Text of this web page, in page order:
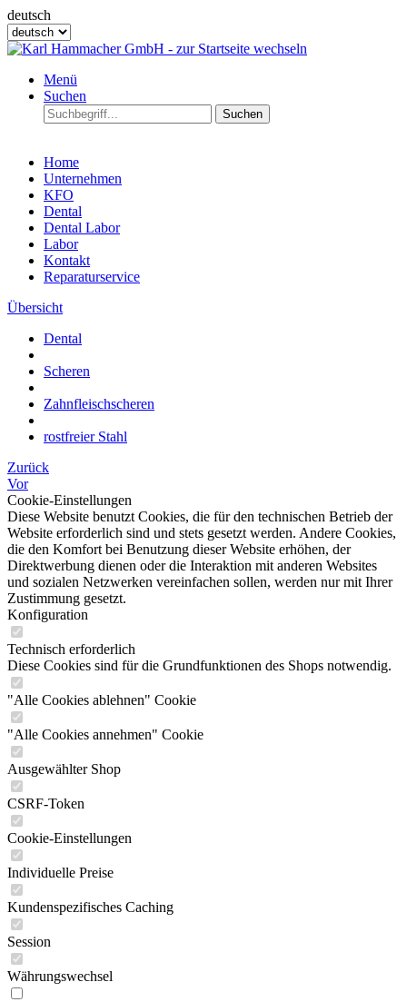
deutsch
Menü
Suchen
Suchen
Home
Unternehmen
KFO
Dental
Dental Labor
Labor
Kontakt
Reparaturservice
Übersicht
Dental
Scheren
Zahnfleischscheren
rostfreier Stahl
Zurück
Vor
Cookie-Einstellungen
Diese Website benutzt Cookies, die für den technischen Betrieb der
Website erforderlich sind und stets gesetzt werden. Andere Cookies,
die den Komfort bei Benutzung dieser Website erhöhen, der
Direktwerbung dienen oder die Interaktion mit anderen Websites
und sozialen Netzwerken vereinfachen sollen, werden nur mit Ihrer
Zustimmung gesetzt.
Konfiguration
Technisch erforderlich
Diese Cookies sind für die Grundfunktionen des Shops notwendig.
"Alle Cookies ablehnen" Cookie
"Alle Cookies annehmen" Cookie
Ausgewählter Shop
CSRF-Token
Cookie-Einstellungen
Individuelle Preise
Kundenspezifisches Caching
Session
Währungswechsel